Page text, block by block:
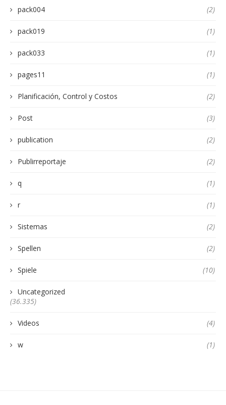
pack004 (2)
pack019 (1)
pack033 (1)
pages11 (1)
Planificación, Control y Costos (2)
Post (3)
publication (2)
Publirreportaje (2)
q (1)
r (1)
Sistemas (2)
Spellen (2)
Spiele (10)
Uncategorized
(36.335)
Videos (4)
w (1)